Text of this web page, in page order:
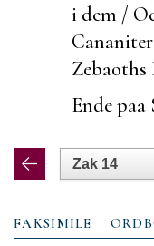
i dem /
Zebaoths
Ende
FAKSIMILE